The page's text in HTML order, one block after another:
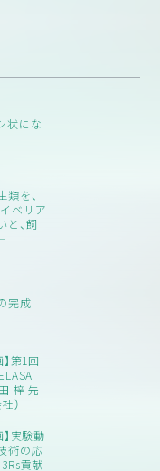
いるかどうかを評価す
ており、5段階の リホ
境への暴露、必要な
。
常に重要であると判断
、過去に動物を飼った
り扱い能力があること
査して、その適合性
、飼い主に適切な住
に動物の健康に対す
を十分に認識させる
状にな
を、
ベリア
と、飼
完成
第1回
梓 先
）
実験動
術の応
貢献